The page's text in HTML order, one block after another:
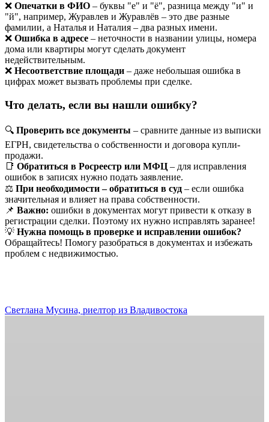
❌ Опечатки в ФИО – буквы "е" и "ё", разница между "и" и
"й", например, Журавлев и Журавлёв – это две разные
фамилии, а Наталья и Наталия – два разных имени.
❌ Ошибка в адресе – неточности в названии улицы, номера
дома или квартиры могут сделать документ
недействительным.
❌ Несоответствие площади – даже небольшая ошибка в
цифрах может вызвать проблемы при сделке.
Что делать, если вы нашли ошибку?
🔍 Проверить все документы – сравните данные из выписки
ЕГРН, свидетельства о собственности и договора купли-
продажи.
📑 Обратиться в Росреестр или МФЦ – для исправления
ошибок в записях нужно подать заявление.
⚖ При необходимости – обратиться в суд – если ошибка
значительная и влияет на права собственности.
📌 Важно: ошибки в документах могут привести к отказу в
регистрации сделки. Поэтому их нужно исправлять заранее!
💡 Нужна помощь в проверке и исправлении ошибок?
Обращайтесь! Помогу разобраться в документах и избежать
проблем с недвижимостью.
Светлана Мусина, риелтор из Владивостока